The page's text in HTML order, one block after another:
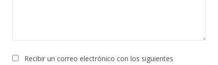
Recibir un correo electrónico con los siguientes